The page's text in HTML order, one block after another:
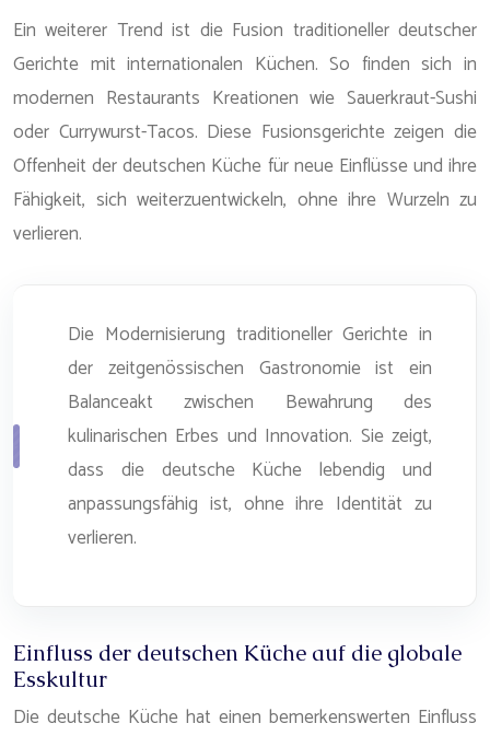
Ein weiterer Trend ist die Fusion traditioneller deutscher
Gerichte mit internationalen Küchen. So finden sich in
modernen Restaurants Kreationen wie Sauerkraut-Sushi
oder Currywurst-Tacos. Diese Fusionsgerichte zeigen die
Offenheit der deutschen Küche für neue Einflüsse und ihre
Fähigkeit, sich weiterzuentwickeln, ohne ihre Wurzeln zu
verlieren.
Die Modernisierung traditioneller Gerichte in
der zeitgenössischen Gastronomie ist ein
Balanceakt zwischen Bewahrung des
kulinarischen Erbes und Innovation. Sie zeigt,
dass die deutsche Küche lebendig und
anpassungsfähig ist, ohne ihre Identität zu
verlieren.
Einfluss der deutschen Küche auf die globale
Esskultur
Die deutsche Küche hat einen bemerkenswerten Einfluss